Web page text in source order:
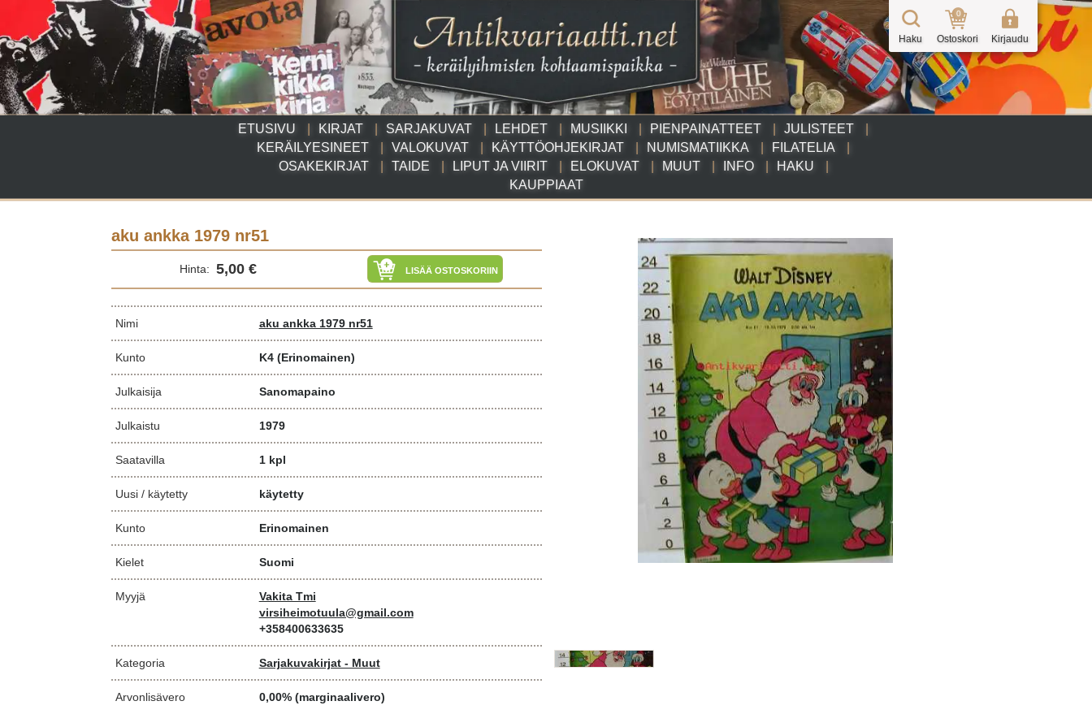
ETUSIVU KIRJAT SARJAKUVAT LEHDET MUSIIKKI PIENPAINATTEET
JULISTEET
KERÄILYESINEET
VALOKUVAT KÄYTTÖOHJEKIRJAT NUMISMATIIKKA
FILATELIA
OSAKEKIRJAT
TAIDE LIPUT JA VIIRIT ELOKUVAT MUUT INFO
HAKU
KAUPPIAAT
Haku
0
Ostoskori Kirjaudu
aku ankka 1979 nr51
Hinta: 5,00 € LISÄÄ OSTOSKORIIN
Nimi aku ankka 1979 nr51
Kunto K4 (Erinomainen)
Julkaisija Sanomapaino
Julkaistu 1979
Saatavilla 1 kpl
Uusi / käytetty käytetty
Kunto Erinomainen
Kielet Suomi
Myyjä
Vakita Tmi
virsiheimotuula@gmail.com
+358400633635
Kategoria Sarjakuvakirjat - Muut
Arvonlisävero 0,00% (marginaalivero)